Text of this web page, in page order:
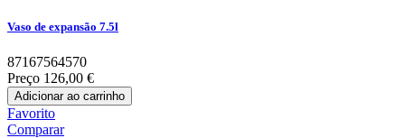
Vaso de expansão 7.5l
87167564570
Preço 126,00 €
Adicionar ao carrinho
Favorito
Comparar